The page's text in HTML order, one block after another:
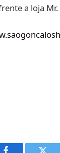
a loja Mr.